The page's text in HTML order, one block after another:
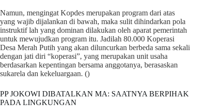
Namun, mengingat Kopdes merupakan program dari atas
yang wajib dijalankan di bawah, maka sulit dihindarkan pola
instruktif lah yang dominan dilakukan oleh aparat pemerintah
untuk mewujudkan program itu. Jadilah 80.000 Koperasi
Desa Merah Putih yang akan diluncurkan berbeda sama sekali
dengan jati diri “koperasi”, yang merupakan unit usaha
berdasarkan kepentingan bersama anggotanya, berasaskan
sukarela dan kekeluargaan. ()
PP JOKOWI DIBATALKAN MA: SAATNYA BERPIHAK
PADA LINGKUNGAN